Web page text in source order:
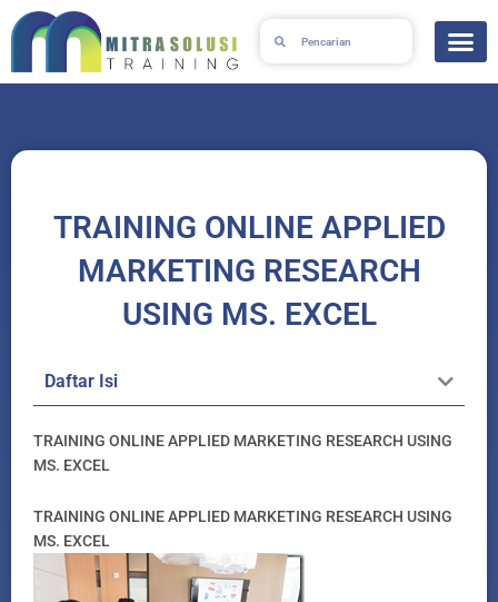
Skip
to
TRAINING ONLINE APPLIED
MARKETING RESEARCH
USING MS. EXCEL
Daftar Isi
TRAINING ONLINE APPLIED MARKETING RESEARCH USING
MS. EXCEL
TRAINING ONLINE APPLIED MARKETING RESEARCH USING
MS. EXCEL